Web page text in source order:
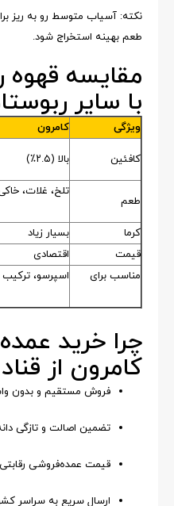
نکته: آسیاب متوسط رو به ریز
طعم بهینه استخراج شود.
مقایسه قهوه
با سایر
ویژگی کامرون
کافئین بالا (۲.۵٪)
طعم
تلخ، غلات،
کرما
بسیار زیاد
قیمت
اقتصادی
مناسب برای
اسپرسو، ترکیب
چرا خرید
کامرون از
فروش مستقیم و بدون
تضمین اصالت و تازگی
قیمت عمده‌فروشی رقابتی
ارسال سریع به سراسر